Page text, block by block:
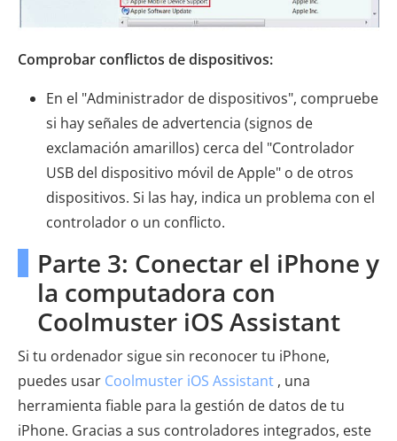
Comprobar conflictos de dispositivos:
En el "Administrador de dispositivos", compruebe
si hay señales de advertencia (signos de
exclamación amarillos) cerca del "Controlador
USB del dispositivo móvil de Apple" o de otros
dispositivos. Si las hay, indica un problema con el
controlador o un conflicto.
Parte 3: Conectar el iPhone y
la computadora con
Coolmuster iOS Assistant
Si tu ordenador sigue sin reconocer tu iPhone,
puedes usar Coolmuster iOS Assistant , una
herramienta fiable para la gestión de datos de tu
iPhone. Gracias a sus controladores integrados, este